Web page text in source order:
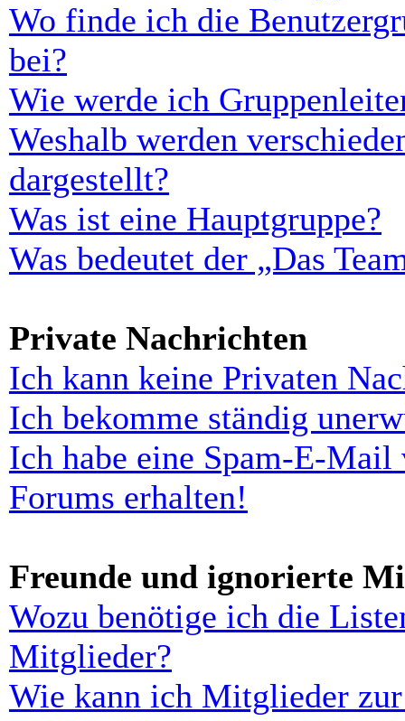
Wo finde ich die
bei?
Wie werde ich
Weshalb werden
dargestellt?
Was ist eine Hauptgruppe?
Was bedeutet der „Das
Private Nachrichten
Ich kann keine Privaten
Ich bekomme ständig
Ich habe eine Spam-E-
Forums erhalten!
Freunde und ignorierte
Wozu benötige ich die
Mitglieder?
Wie kann ich Mitglieder